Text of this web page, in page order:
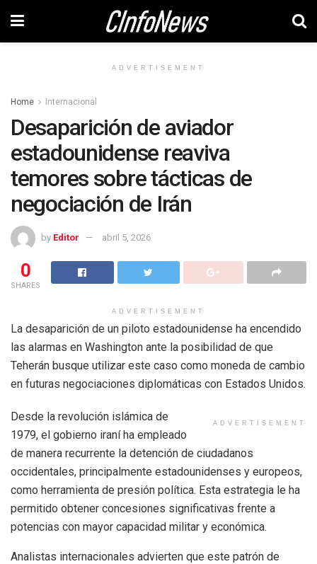
ADVERTISEMENT
Home Internacional
Desaparición de aviador
estadounidense reaviva
temores sobre tácticas de
negociación de Irán
by Editor abril 5, 2026
0
SHARES
ADVERTISEMENT
La desaparición de un piloto estadounidense ha encendido
las alarmas en Washington ante la posibilidad de que
Teherán busque utilizar este caso como moneda de cambio
en futuras negociaciones diplomáticas con Estados Unidos.
ADVERTISEMENT
Desde la revolución islámica de
1979, el gobierno iraní ha empleado
de manera recurrente la detención de ciudadanos
occidentales, principalmente estadounidenses y europeos,
como herramienta de presión política. Esta estrategia le ha
permitido obtener concesiones significativas frente a
potencias con mayor capacidad militar y económica.
Analistas internacionales advierten que este patrón de